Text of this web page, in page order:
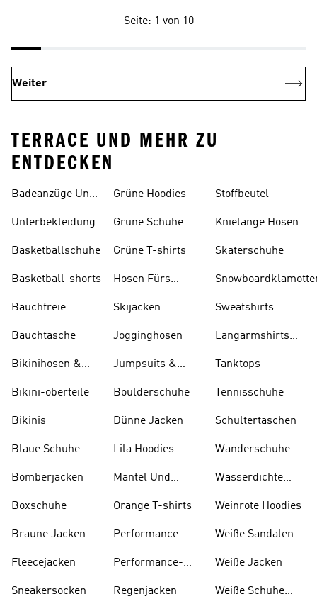
Seite: 1 von 10
Weiter
TERRACE UND MEHR ZU
ENTDECKEN
Badeanzüge Und
Unterbekleidung
Basketballschuhe
Basketball-shorts
Bauchfreie
Bauchtasche
Bikinihosen &
Bikini-oberteile
Bikinis
Blaue Schuhe
Bomberjacken
Boxschuhe
Braune Jacken
Fleecejacken
Sneakersocken
Grüne Hoodies
Grüne Schuhe
Grüne T-shirts
Hosen Fürs
Skijacken
Jogginghosen
Jumpsuits &
Boulderschuhe
Dünne Jacken
Lila Hoodies
Mäntel Und
Orange T-shirts
Performance-
Performance-
Regenjacken
Stoffbeutel
Knielange Hosen
Skaterschuhe
Sweatshirts
Langarmshirts
Tanktops
Tennisschuhe
Schultertaschen
Wanderschuhe
Wasserdichte
Weinrote Hoodies
W eiße Sandalen
Weiße Jacken
Weiße Schuhe